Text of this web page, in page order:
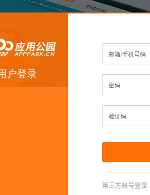
户登录
邮箱/手机号码
密码
验证码
第三方帐号登录